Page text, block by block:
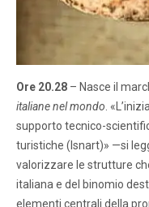
Ore 20.28 – Nasce il
italiane nel mondo .
supporto tecnico-
turistiche (Isnart)» —si
valorizzare le strutture
italiana e del binomio
elementi centrali della